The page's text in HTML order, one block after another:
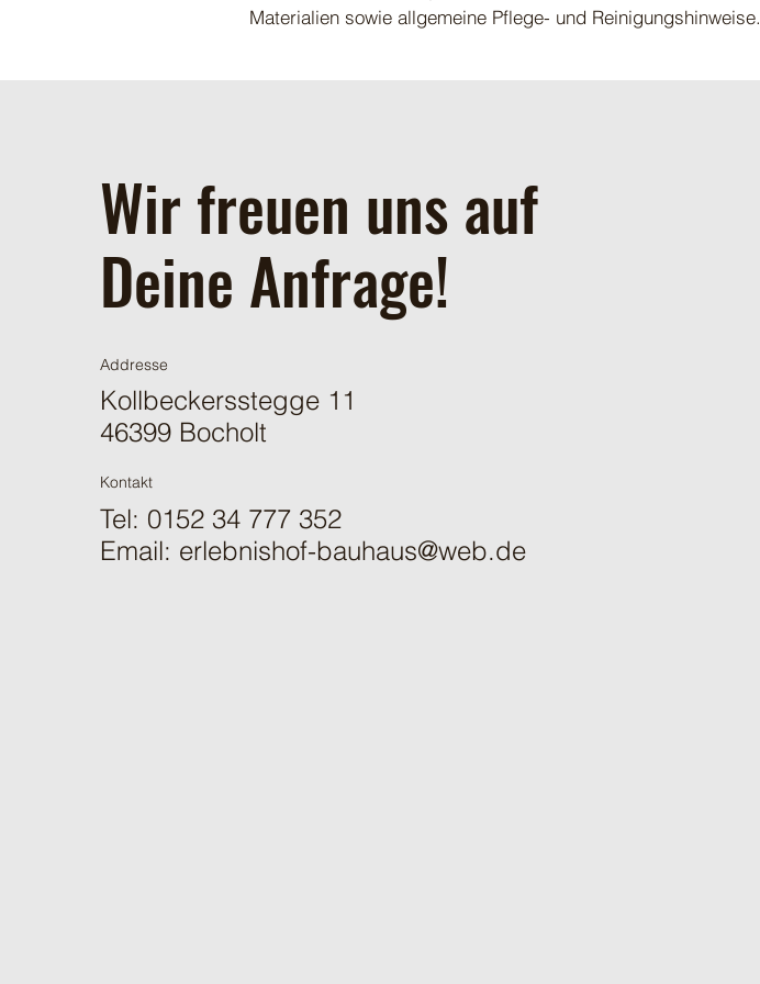
Materialien sowie allgemeine Pflege- und Reinigungshinweise.
Wir freuen uns auf
Deine Anfrage!
Addresse
Kollbeckersstegge 11
46399 Bocholt
Kontakt
Tel: 0152 34 777 352
Email: erlebnishof-bauhaus@web.de